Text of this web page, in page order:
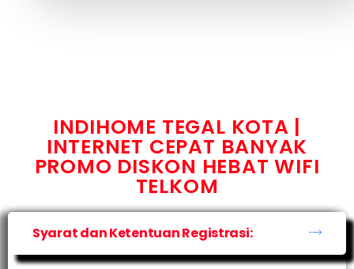
INDIHOME TEGAL KOTA |
INTERNET CEPAT BANYAK
PROMO DISKON HEBAT WIFI
TELKOM
Syarat dan Ketentuan Registrasi: